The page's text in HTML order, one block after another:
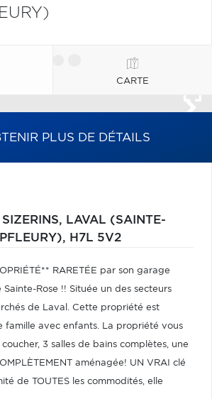
CARTE
PLUS DE DÉTAILS
LAVAL (SAINTE-
H7L 5V2
RARETÉE par son garage
Rose !! Située un des secteurs
de Laval. Cette propriété est
famille avec enfants. La propriété vous
3 salles de bains complètes, une
aménagée! UN VRAI clé
de TOUTES les commodités, elle